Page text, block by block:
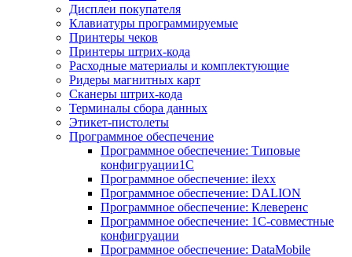
Дисплеи покупателя
Клавиатуры программируемые
Принтеры чеков
Принтеры штрих-кода
Расходные материалы и комплектующие
Ридеры магнитных карт
Сканеры штрих-кода
Терминалы сбора данных
Этикет-пистолеты
Программное обеспечение
Программное обеспечение: Типовые
конфигруации1С
Программное обеспечение: ilexx
Программное обеспечение: DALION
Программное обеспечение: Клеверенс
Программное обеспечение: 1С-совместные
конфигруации
Программное обеспечение: DataMobile